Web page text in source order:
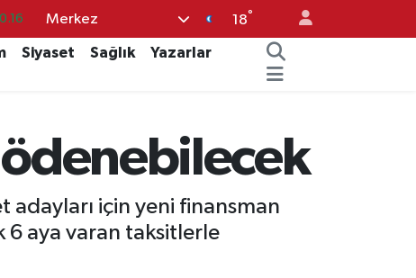
%70
Merkez 18°
Siyaset Sağlık
Yazarlar
için yeni finansman
6 aya varan taksitlerle